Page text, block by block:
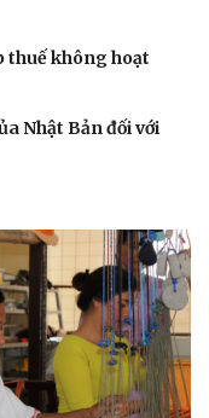
- Gia đình
thuế không hoạt
Nhật Bản đối với